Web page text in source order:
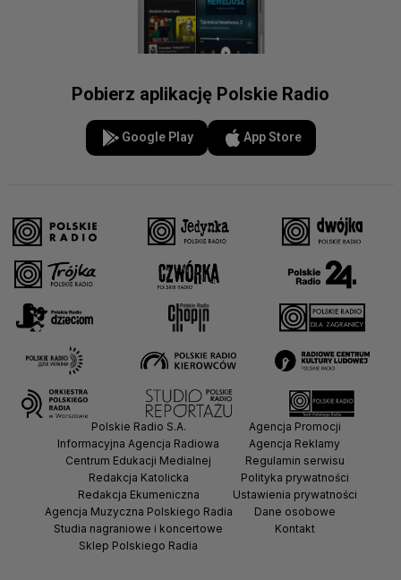
Pobierz aplikację Polskie Radio
Google Play App Store
Polskie Radio S.A.
Informacyjna Agencja Radiowa
Centrum Edukacji Medialnej
Redakcja Katolicka
Redakcja Ekumeniczna
Agencja Muzyczna Polskiego Radia
Studia nagraniowe i koncertowe
Sklep Polskiego Radia
Agencja Promocji
Agencja Reklamy
Regulamin serwisu
Polityka prywatności
Ustawienia prywatności
Dane osobowe
Kontakt